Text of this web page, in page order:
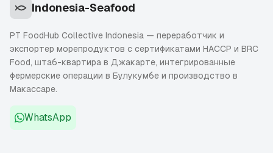
Indonesia-Seafood
PT FoodHub Collective Indonesia — переработчик и
экспортер морепродуктов с сертификатами HACCP и BRC
Food, штаб-квартира в Джакарте, интегрированные
фермерские операции в Булукумбе и производство в
Макассаре.
WhatsApp